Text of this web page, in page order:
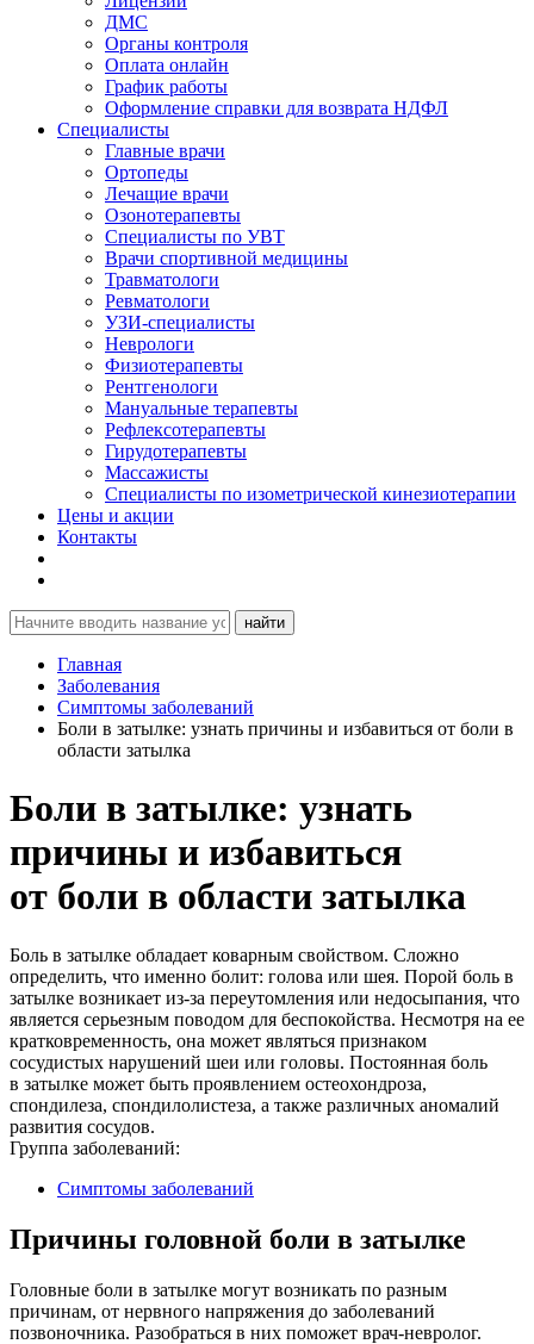
ДМС
Органы контроля
Оплата онлайн
График работы
Оформление справки для возврата НДФЛ
Специалисты
Главные врачи
Ортопеды
Лечащие врачи
Озонотерапевты
Специалисты по УВТ
Врачи спортивной медицины
Травматологи
Ревматологи
УЗИ-специалисты
Неврологи
Физиотерапевты
Рентгенологи
Мануальные терапевты
Рефлексотерапевты
Гирудотерапевты
Массажисты
Специалисты по изометрической кинезиотерапии
Цены и акции
Контакты
найти
Главная
Заболевания
Симптомы заболеваний
Боли в затылке: узнать причины и избавиться от боли в
области затылка
Боли в затылке: узнать
причины и избавиться
от боли в области затылка
Боль в затылке обладает коварным свойством. Сложно
определить, что именно болит: голова или шея. Порой боль в
затылке возникает из-за переутомления или недосыпания, что
является серьезным поводом для беспокойства. Несмотря на ее
кратковременность, она может являться признаком
сосудистых нарушений шеи или головы. Постоянная боль
в затылке может быть проявлением остеохондроза,
спондилеза, спондилолистеза, а также различных аномалий
развития сосудов.
Группа заболеваний:
Симптомы заболеваний
Причины головной боли в затылке
Головные боли в затылке могут возникать по разным
причинам, от нервного напряжения до заболеваний
позвоночника. Разобраться в них поможет врач-невролог.